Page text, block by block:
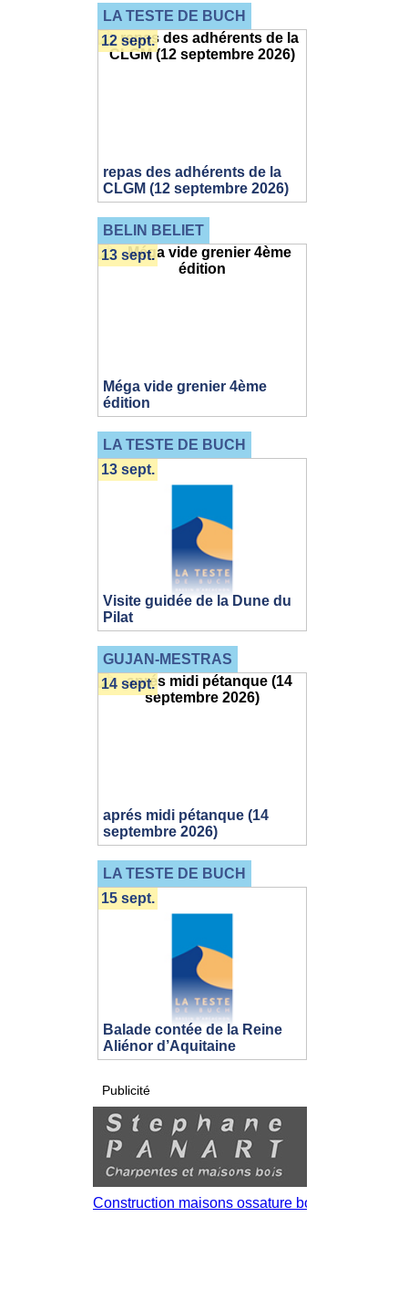
LA TESTE DE BUCH
repas des adhérents de la
CLGM (12 septembre 2026)
12 sept.
BELIN BELIET
Méga vide grenier 4ème
édition
13 sept.
LA TESTE DE BUCH
Visite guidée de la Dune du
Pilat
13 sept.
GUJAN-MESTRAS
aprés midi pétanque (14
septembre 2026)
14 sept.
LA TESTE DE BUCH
Balade contée de la Reine
Aliénor d’Aquitaine
15 sept.
Publicité